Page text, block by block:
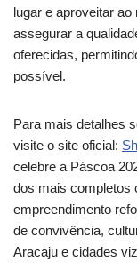
lugar e aproveitar
assegurar a
oferecidas,
possível.
Para mais detalhes
visite o site oficial:
celebre a Páscoa
dos mais completos
empreendimento
de convivência,
Aracaju e cidades